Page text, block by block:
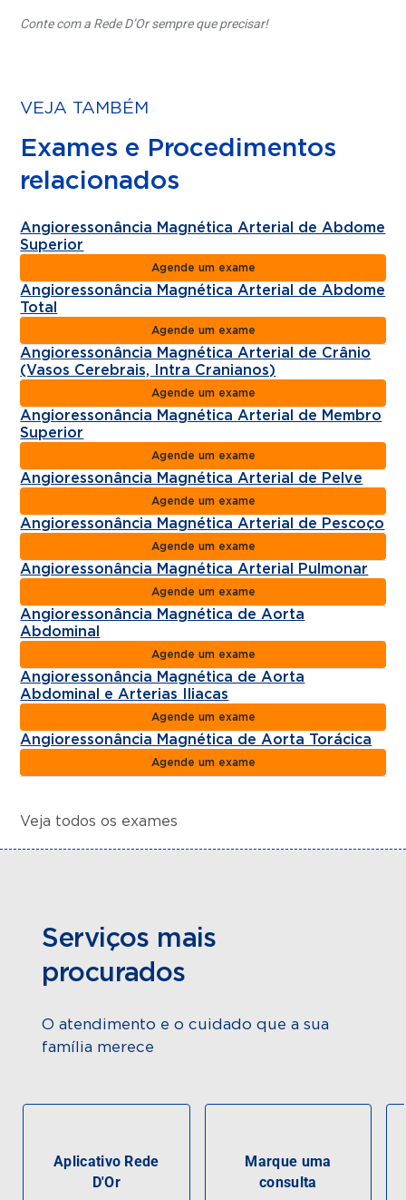
Conte com a Rede D’Or sempre que precisar!
VEJA TAMBÉM
Exames e Procedimentos
relacionados
Angioressonância Magnética Arterial de Abdome
Superior
Agende um exame
Angioressonância Magnética Arterial de Abdome
Total
Agende um exame
Angioressonância Magnética Arterial de Crânio
(Vasos Cerebrais, Intra Cranianos)
Agende um exame
Angioressonância Magnética Arterial de Membro
Superior
Agende um exame
Angioressonância Magnética Arterial de Pelve
Agende um exame
Angioressonância Magnética Arterial de Pescoço
Agende um exame
Angioressonância Magnética Arterial Pulmonar
Agende um exame
Angioressonância Magnética de Aorta
Abdominal
Agende um exame
Angioressonância Magnética de Aorta
Abdominal e Arterias Iliacas
Agende um exame
Angioressonância Magnética de Aorta Torácica
Agende um exame
Veja todos os exames
Serviços mais
procurados
O atendimento e o cuidado que a sua
família merece
Aplicativo Rede
D'Or
Marque uma
consulta